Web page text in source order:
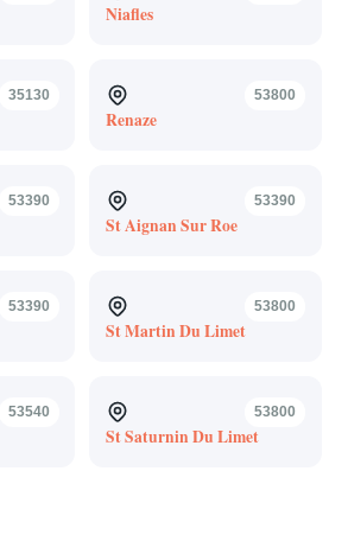
Niafles
35130 53800
Renaze
53390 53390
St Aignan Sur Roe
53390 53800
St Martin Du Limet
53540 53800
St Saturnin Du Limet